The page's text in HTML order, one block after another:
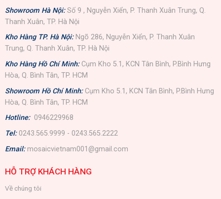
Showroom Hà Nội: Số 9 , Nguyễn Xiển, P. Thanh Xuân Trung, Q.
Thanh Xuân, TP. Hà Nội
Kho Hàng TP. Hà Nội: Ngõ 286, Nguyễn Xiển, P. Thanh Xuân
Trung, Q. Thanh Xuân, TP. Hà Nội
Kho Hàng Hồ Chí Minh: Cụm Kho 5.1, KCN Tân Bình, P.Bình Hưng
Hòa, Q. Bình Tân, TP. HCM
Showroom Hồ Chí Minh: Cụm Kho 5.1, KCN Tân Bình, P.Bình Hưng
Hòa, Q. Bình Tân, TP. HCM
Hotline: 0946229968
Tel: 0243.565.9999 - 0243.565.2222
Email: mosaicvietnam001@gmail.com
HỖ TRỢ KHÁCH HÀNG
Về chúng tôi